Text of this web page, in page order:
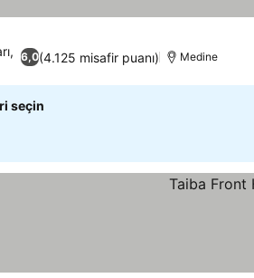
6,0(4.125 misafir puanı) Medine
seçin